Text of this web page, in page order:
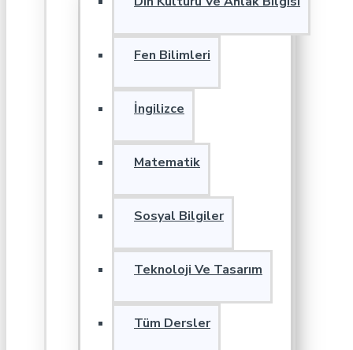
Fen Bilimleri
İngilizce
Matematik
Sosyal Bilgiler
Teknoloji Ve Tasarım
Tüm Dersler